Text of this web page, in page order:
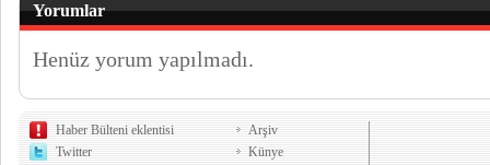
Yorumlar
Henüz yorum yapılmadı.
Haber Bülteni eklentisi
Twitter
Arşiv
Künye